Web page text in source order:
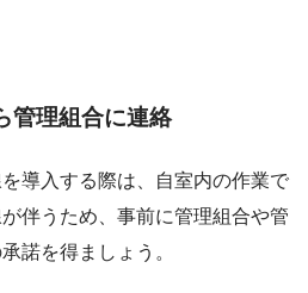
管理組合に連絡
導入する際は、自室内の作業で
伴うため、事前に管理組合や管
諾を得ましょう。